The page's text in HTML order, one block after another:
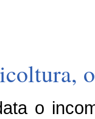
o